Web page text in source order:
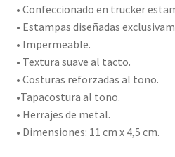
• Confeccionado en trucker
• Estampas diseñadas
• Impermeable.
• Textura suave al tacto.
• Costuras reforzadas al tono.
•Tapacostura al tono.
• Herrajes de metal.
• Dimensiones: 11 cm x 4,5 cm.